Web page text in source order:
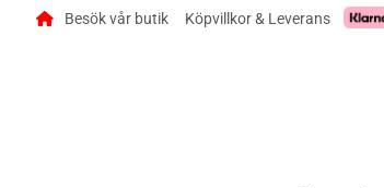
Besök vår butik Köpvillkor & Leverans